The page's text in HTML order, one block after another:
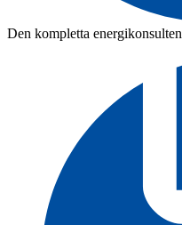
Den kompletta energikonsulten